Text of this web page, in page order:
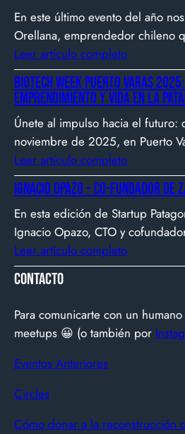
En este último evento del año
Orellana, emprendedor chileno
gerente, sino constructor de
2007 fundó Webprendedor (¡un
que buscó dar visibilidad al
tecnológico en Chile, hasta
empresa latinoamericana
Silicon Valley.
Leer artículo completo
Biotech Week Puerto Varas
emprendimiento y vida en la
Únete al impulso hacia el futuro:
noviembre de 2025, en Puerto
Biotech Week Puerto Varas 2025
biotecnología, el
patagónico convergen para
impacto.
Leer artículo completo
Ignacio Opazo – Co-Fundador de
En esta edición de Startup
Ignacio Opazo, CTO y
up chilena que está cambiando la
América Latina ve televisión.
simple y potente: ofrecer una
internet fluida, sin
suma más de 600…
Leer artículo completo
Contacto
Para comunicarte con un
meetups 😀 (o también por
Eventos Anteriores
Circles
Cómo donar a la reconstrucción